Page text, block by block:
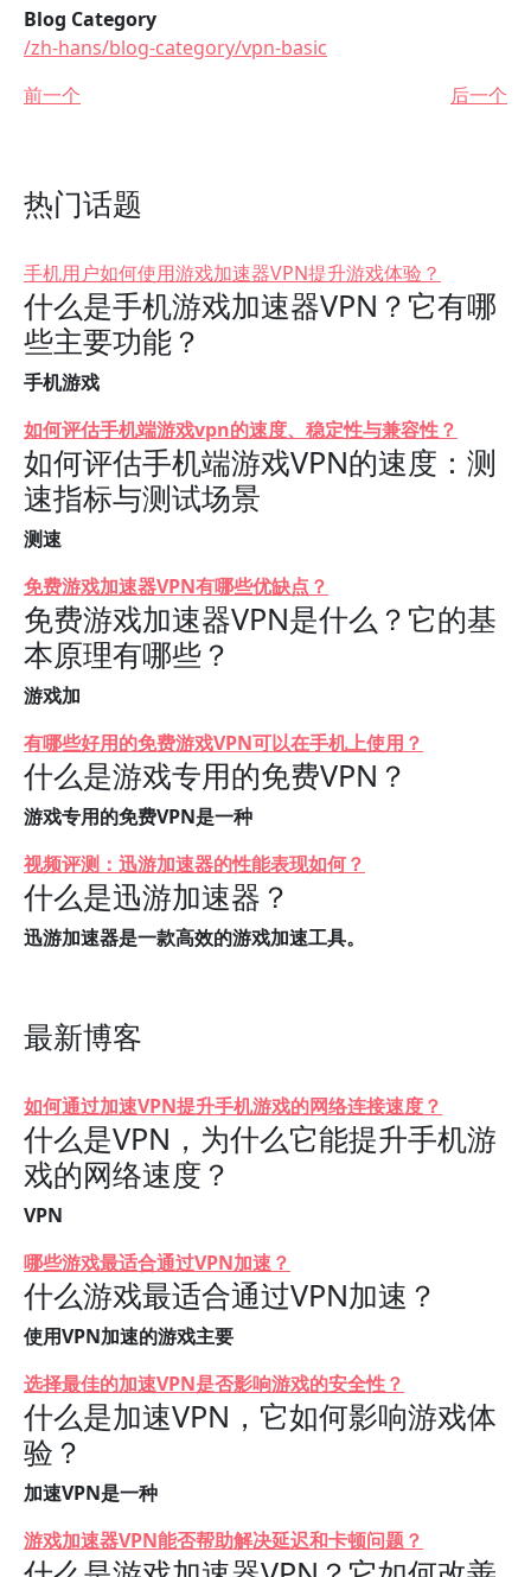
Blog Category
/zh-hans/blog-category/vpn-basic
前一个
后一个
热门话题
手机用户如何使用游戏加速器VPN提升游戏体验？
什么是手机游戏加速器VPN？它有哪
些主要功能？
手机游戏
如何评估手机端游戏vpn的速度、稳定性与兼容性？
如何评估手机端游戏VPN的速度：测
速指标与测试场景
测速
免费游戏加速器VPN有哪些优缺点？
免费游戏加速器VPN是什么？它的基
本原理有哪些？
游戏加
有哪些好用的免费游戏VPN可以在手机上使用？
什么是游戏专用的免费VPN？
游戏专用的免费VPN是一种
视频评测：迅游加速器的性能表现如何？
什么是迅游加速器？
迅游加速器是一款高效的游戏加速工具。
最新博客
如何通过加速VPN提升手机游戏的网络连接速度？
什么是VPN，为什么它能提升手机游
戏的网络速度？
VPN
哪些游戏最适合通过VPN加速？
什么游戏最适合通过VPN加速？
使用VPN加速的游戏主要
选择最佳的加速VPN是否影响游戏的安全性？
什么是加速VPN，它如何影响游戏体
验？
加速VPN是一种
游戏加速器VPN能否帮助解决延迟和卡顿问题？